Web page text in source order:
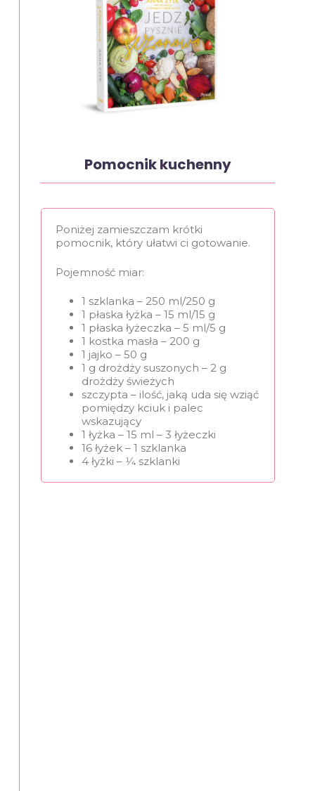
Pomocnik kuchenny
Poniżej zamieszczam krótki
pomocnik, który ułatwi ci gotowanie.
Pojemność miar:
1 szklanka – 250 ml/250 g
1 płaska łyżka – 15 ml/15 g
1 płaska łyżeczka – 5 ml/5 g
1 kostka masła – 200 g
1 jajko – 50 g
1 g drożdży suszonych – 2 g
drożdży świeżych
szczypta – ilość, jaką uda się wziąć
pomiędzy kciuk i palec
wskazujący
1 łyżka – 15 ml – 3 łyżeczki
16 łyżek – 1 szklanka
4 łyżki – 1⁄4 szklanki